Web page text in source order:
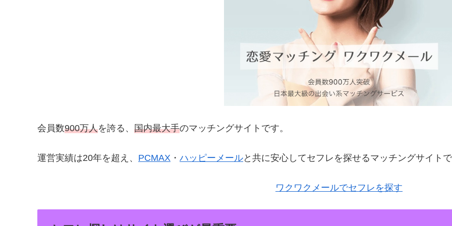
会員数900万人を誇る、 国内最大手のマッチングサイトです。
運営実績は20年を超え、 PCMAX ・ ハッピーメールと共に安心してセフレを探せるマッチングサイト
ワクワクメールでセフレを探す